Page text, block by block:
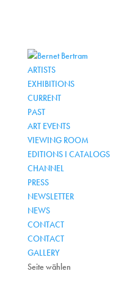
ARTISTS
EXHIBITIONS
CURRENT
PAST
ART EVENTS
VIEWING ROOM
EDITIONS I CATALOGS
CHANNEL
PRESS
NEWSLETTER
NEWS
CONTACT
CONTACT
GALLERY
Seite wählen